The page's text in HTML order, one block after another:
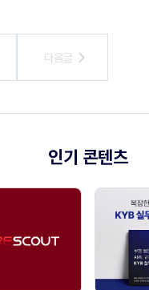
다음글
다음글
인기 콘텐츠